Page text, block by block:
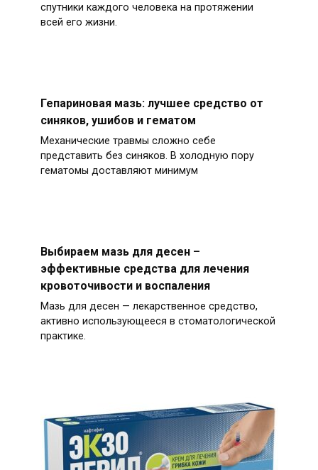
спутники каждого человека на протяжении
всей его жизни.
Гепариновая мазь: лучшее средство от
синяков, ушибов и гематом
Механические травмы сложно себе
представить без синяков. В холодную пору
гематомы доставляют минимум
Выбираем мазь для десен –
эффективные средства для лечения
кровоточивости и воспаления
Мазь для десен — лекарственное средство,
активно использующееся в стоматологической
практике.